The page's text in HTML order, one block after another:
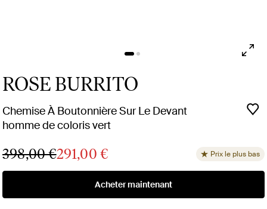
ROSE BURRITO
Chemise À Boutonnière Sur Le Devant
homme de coloris vert
398,00 €291,00 € Prix le plus bas
Acheter maintenant